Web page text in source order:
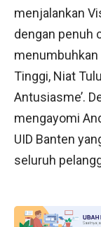
menjalankan
dengan penuh
menumbuhkan
Tinggi, Niat
Antusiasme’.
mengayomi
UID Banten
seluruh